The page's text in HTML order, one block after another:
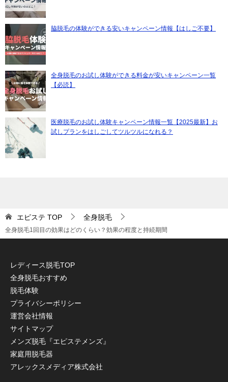
脇脱毛の体験ができる安いキャンペーン情報【はしご不要】
全身脱毛のお試し体験ができる料金が安いキャンペーン一覧
【必読】
医療脱毛のお試し体験キャンペーン情報一覧【2025最新】お
試しプランをはしごしてツルツルになれる？
エピステ TOP 全身脱毛
全身脱毛1回目の効果はどのくらい？効果の程度と持続期間
レディース脱毛TOP
全身脱毛おすすめ
脱毛体験
プライバシーポリシー
運営会社情報
サイトマップ
メンズ脱毛『エピステメンズ』
家庭用脱毛器
アレックスメディア株式会社